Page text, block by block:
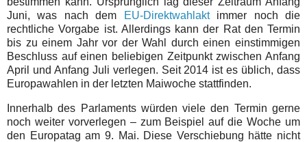
Juni, was nach dem
EU-Direktwahlaktimmer noch die
rechtliche Vorgabe ist. Allerdings kann der Rat den Termin
bis zu einem Jahr vor der Wahl durch einen einstimmigen
Beschluss auf einen beliebigen Zeitpunkt zwischen Anfang
April und Anfang Juli verlegen. Seit 2014 ist es üblich, dass
Europawahlen in der letzten Maiwoche stattfinden.
Innerhalb des Parlaments würden viele den Termin gerne
noch weiter vorverlegen – zum Beispiel auf die Woche um
den Europatag am 9. Mai. Diese Verschiebung hätte nicht